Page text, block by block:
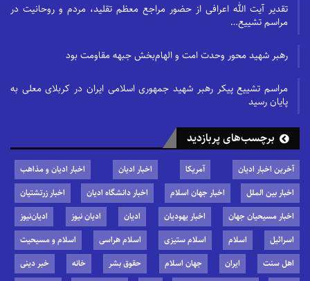
تقدیر آیت الله اعرافی از حضور مراجع معظم تقلید، مردم و روحانیت در
مراسم تشییع…
رهبر شهید محور وحدت امت و الهام‌بخش جبهه مقاومت بود
مراسم تشییع پیکر رهبر شهید جمهوری اسلامی ایران در کربلای معلی به
پایان رسید
برچسب‌های پربازدید
آخرین اخبار ادیان آمریکا اخبار ادیان
اخبار ادیان و مذاهب
اخبار بین الملل
اخبار جهان اسلام اخبار دانشگاه ادیان
اخبار زرتشتیان
اخبار مسیحیان جهان
اخبار یهودیان ادیان ادیان نیوز
ادیان‌نیوز
اسرائیل
اسلام اسلام ستیزی اسلام هراسی
اسلام و مسیحیت
اهل سنت
ایران جهان اسلام حقوق بشر خانه
خبر دینی